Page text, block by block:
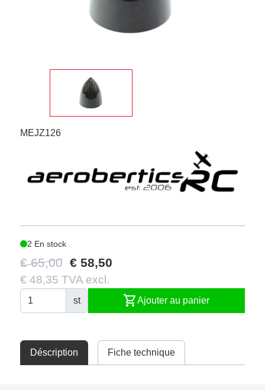
MEJZ126
2 En stock
€ 65,00 € 58,50
€ 48,35 TVA excl.
st shopping_cartAjouter au panier
Déscription Fiche technique